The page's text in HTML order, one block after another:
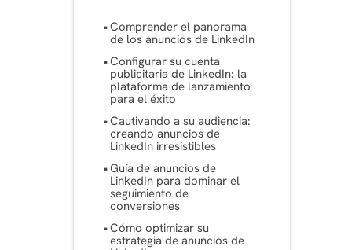
Comprender el panorama
de los anuncios de LinkedIn
Configurar su cuenta
publicitaria de LinkedIn: la
plataforma de lanzamiento
para el éxito
Cautivando a su audiencia:
creando anuncios de
LinkedIn irresistibles
Guía de anuncios de
LinkedIn para dominar el
seguimiento de
conversiones
Cómo optimizar su
estrategia de anuncios de